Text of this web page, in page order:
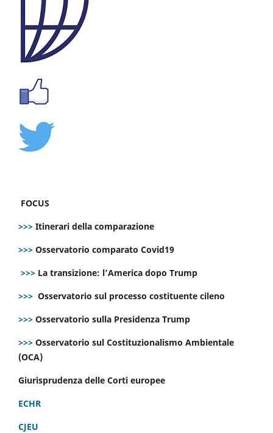
FOCUS
>>> Itinerari della comparazione
>>> Osservatorio comparato Covid19
>>> La transizione: l’America dopo Trump
>>> Osservatorio sul processo costituente cileno
>>> Osservatorio sulla Presidenza Trump
>>> Osservatorio sul Costituzionalismo Ambientale
(OCA)
Giurisprudenza delle Corti europee
ECHR
CJEU